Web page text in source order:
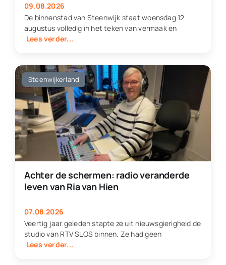
09.08.2026
De binnenstad van Steenwijk staat woensdag 12
augustus volledig in het teken van vermaak en
Lees verder...
Steenwijkerland
Achter de schermen: radio veranderde
leven van Ria van Hien
07.08.2026
Veertig jaar geleden stapte ze uit nieuwsgierigheid de
studio van RTV SLOS binnen. Ze had geen
Lees verder...